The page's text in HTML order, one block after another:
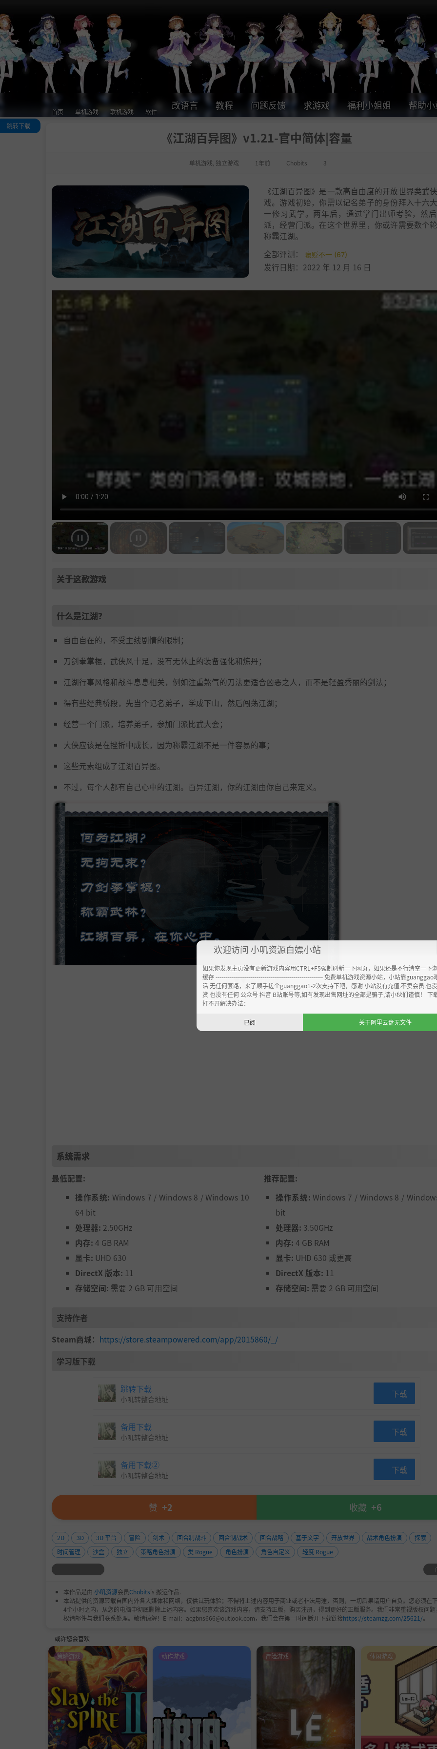
首页 单机游戏 联机游戏 软件
改语言 教程 问题反馈 求游戏 福利小姐姐 帮助
《江湖百异图》v1.21-官中简体|容量
单机游戏 独立游戏 1年前 Chobits 3
跳转下载
《江湖百异图》是一款高自由度的开放世界类武
戏。游戏初始，你需以记名弟子的身份拜入十六
一修习武学。两年后，通过掌门出师考验，然
派，经营门派。在这个世界里，你或许需要数个
称霸江湖。
全部评测：
褒贬不一 (67)
发行日期：2022 年 12 月 16 日
关于这款游戏
什么是江湖？
自由自在的，不受主线剧情的限制；
刀剑拳掌棍，武侠风十足，没有无休止的装备强化和炼丹；
江湖行事风格和战斗息息相关，例如注重煞气的刀法更适合凶恶之人，而不是轻盈秀丽的剑法；
得有些经典桥段，先当个记名弟子，学成下山，然后闯荡江湖；
经营一个门派，培养弟子，参加门派比武大会；
大侠应该是在挫折中成长，因为称霸江湖不是一件容易的事；
这些元素组成了江湖百异图。
不过，每个人都有自己心中的江湖。百异江湖，你的江湖由你自己来定义。
在《江湖百异图》里，有十六个风格迥异的武林门派；有城镇、客栈、野外区域；还有渡口，用来乘船以大幅
武侠风与战斗
《江湖百异图》中降低了武器和丹药的作用，放弃了防具。把重心放在武学的收集和修炼上，希望打造一
侠”的世界。
这里有很多的“武侠词汇”：内功、轻功、招架；剑法、刀法、拳掌、奇门；御剑能力、耍刀技巧、拳掌功夫
技巧等等。
所有武学都与“正、柔、刚、妙、奇、险、慢、快、煞”九种气势息息相关，并且这九种气势相生相克。例如
拳法以柔见长，擅长反击，可克制刚猛的大力金刚拳。
角色养成
在江湖的头两年，你需要以记名弟子的身份拜入十六门派之一，通过木桩练功、请教师兄弟、完成掌门任务
等方式获取门派武学，提高自己实力。
在两年后，你需要在只使用“三成实力”的掌门手下坚持十招，则可获得该门派的镇派武学，然后学成下山
角色养成的重点除了武功的收集和修炼外，还需要注意气势的搭配。除了内功、轻功、招架提供对应的气势
要在行走江湖时注意性格的培养。例如：少林许多拳法以正气势为主，那么要想迅速出招，还得在江湖中行
▼▼展开阅读
系统需求
最低配置:
操作系统: Windows 7 / Windows 8 / Windows 10
64 bit
处理器: 2.50GHz
内存: 4 GB RAM
显卡: UHD 630
DirectX 版本: 11
存储空间: 需要 2 GB 可用空间
推荐配置:
操作系统: Windows 7 / Windows 8 /
bit
处理器: 3.50GHz
内存: 4 GB RAM
显卡: UHD 630 或更高
DirectX 版本: 11
存储空间: 需要 2 GB 可用空间
支持作者
Steam商城： https://store.steampowered.com/app/2015860/_/
学习版下载
跳转下载
小叽转整合地址 下载
备用下载
小叽转整合地址 下载
备用下载②
小叽转整合地址 下载
赞 +2 收藏 +6
2D 3D 3D 平台 冒险 剑术 回合制战斗 回合制战术 回合战略 基于文字 开放世界 战术角色扮演
探索
时间管理
沙盒 独立 策略角色扮演 类 Rogue 角色扮演 角色自定义 轻度 Rogue
本作品是由 小叽资源会员Chobits's 搬运作品.
本站提供的资源转载自国内外各大媒体和网络，仅供试玩体验；不得将上述内容用于商业或者非法用途，否则，一切后果请用户自负。您必须在
4个小时之内，从您的电脑中彻底删除上述内容。如果您喜欢该游戏内容，请支持正版，购买注册，得到更好的正版服务。我们非常重视版权问题
权请邮件与我们联系处理。敬请谅解！E-mail：acgbns666@outlook.com，我们会在第一时间断开下载链接https://steamzg.com/25621/。
或许您会喜欢
策略游戏 动作游戏 冒险游戏 休闲游戏
欢迎访问 小叽资源白嫖小站
如果你发现主页没有更新游戏内容用CTRL+F5强制刷新一下网页，如果还是不行清空一下
缓存 ------------------------------------------------------- 免费单机游戏资源小站，小站靠guanggao
活 无任何套路，来了顺手搓个guanggao1-2次支持下吧，感谢 小站没有充值.不卖会员.也
赏 也没有任何 公众号 抖音 B站账号等,如有发现出售网址的全部是骗子,请小伙们谨慎！ 下
打不开解决办法：
已阅 关于阿里云盘无文件